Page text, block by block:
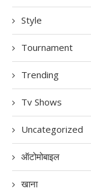
Style
Tournament
Trending
Tv Shows
Uncategorized
ऑटोमोबाइल
खाना